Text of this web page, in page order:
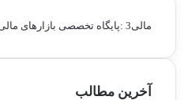
مالی3 :پایگاه تخصصی بازارهای مالی
آخرین مطالب